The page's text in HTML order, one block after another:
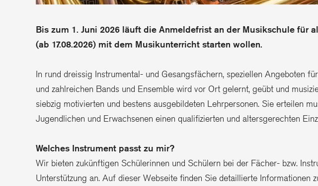
Bis zum 1. Juni 2026 läuft die Anmeldefrist an der Musikschule für
(ab 17.08.2026) mit dem Musikunterricht starten wollen.
In rund dreissig Instrumental- und Gesangsfächern, speziellen Angeboten
und zahlreichen Bands und Ensemble wird vor Ort gelernt, geübt und
siebzig motivierten und bestens ausgebildeten Lehrpersonen. Sie erteilen
Jugendlichen und Erwachsenen einen qualifizierten und altersgerechten
Welches Instrument passt zu mir?
Wir bieten zukünftigen Schülerinnen und Schülern bei der Fächer- bzw.
Unterstützung an. Auf dieser Webseite finden Sie detaillierte Informationen